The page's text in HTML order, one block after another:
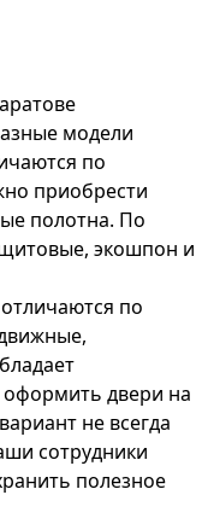
модели
по
приобрести
полотна. По
щитовые, экошпон и
по
двери на
не всегда
сотрудники
полезное